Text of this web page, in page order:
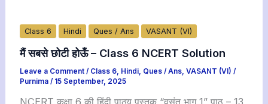
Class 6 Hindi Ques / Ans VASANT (VI)
मैं सबसे छोटी होऊँ – Class 6 NCERT Solution
Leave a Comment / Class 6, Hindi, Ques / Ans,VASANT (VI) /
Purnima/ 15 September, 2025
NCERT कक्षा 6 की हिंदी पाठ्य पुस्तक “वसंत भाग 1” पाठ – 13